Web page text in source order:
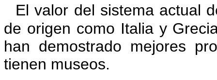
El valor del sistema actual
de origen como Italia y
han demostrado mejores
tienen museos.